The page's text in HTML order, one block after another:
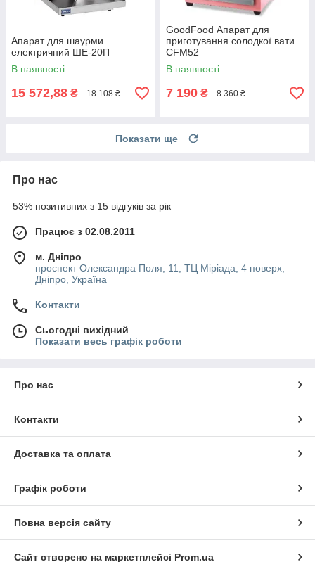
Апарат для шаурми
електричний ШЕ-20П
В наявності
15 572,88 ₴ 18 108 ₴
GoodFood Апарат для
приготування солодкої вати
CFM52
В наявності
7 190 ₴ 8 360 ₴
Показати ще
Про нас
53% позитивних з 15 відгуків за рік
Працює з 02.08.2011
м. Дніпро
проспект Олександра Поля, 11, ТЦ Міріада, 4 поверх,
Дніпро, Україна
Контакти
Сьогодні вихідний
Показати весь графік роботи
Про нас
Контакти
Доставка та оплата
Графік роботи
Повна версія сайту
Сайт створено на маркетплейсі Prom.ua